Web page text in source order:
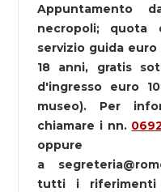
Appuntamento
necropoli; quota
servizio guida
18 anni, gratis
d'ingresso euro
museo). Per
chiamare i nn.
a
tutti i riferimenti